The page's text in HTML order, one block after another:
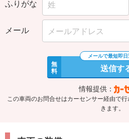
ふりがな
メール
無
料 送信す
情報提供：
この車両のお問合せはカーセンサー経由で
きます。